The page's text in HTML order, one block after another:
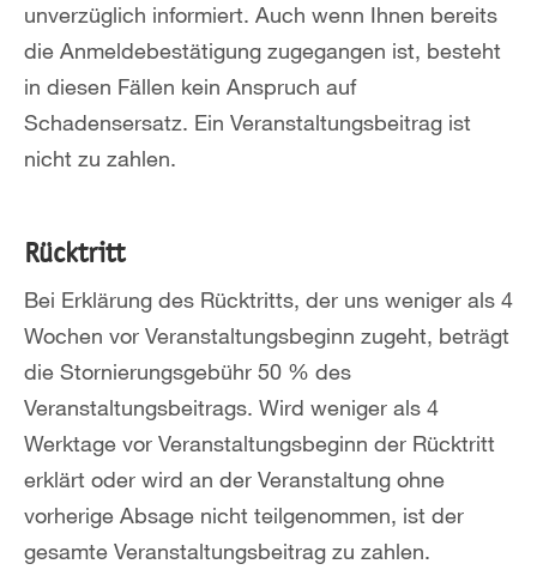
unverzüglich informiert. Auch wenn Ihnen bereits
die Anmeldebestätigung zugegangen ist, besteht
in diesen Fällen kein Anspruch auf
Schadensersatz. Ein Veranstaltungsbeitrag ist
nicht zu zahlen.
Rücktritt
Bei Erklärung des Rücktritts, der uns weniger als 4
Wochen vor Veranstaltungsbeginn zugeht, beträgt
die Stornierungsgebühr 50 % des
Veranstaltungsbeitrags. Wird weniger als 4
Werktage vor Veranstaltungsbeginn der Rücktritt
erklärt oder wird an der Veranstaltung ohne
vorherige Absage nicht teilgenommen, ist der
gesamte Veranstaltungsbeitrag zu zahlen.